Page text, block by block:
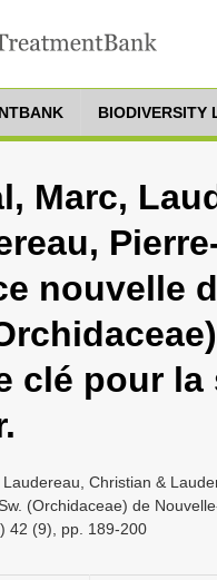
BIODIVERSITY
Marc,
nouvelle
clé pour
Christian &
(Orchidaceae) de
42 (9), pp. 189-200